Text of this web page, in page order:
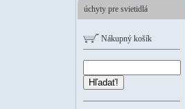
úchyty pre svietidlá
Nákupný košík
Hľadať!